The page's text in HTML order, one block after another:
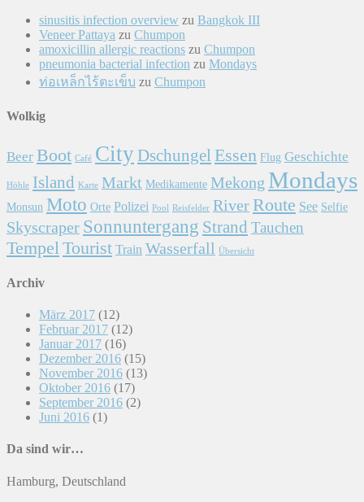
sinusitis infection overview zu Bangkok III
Veneer Pattaya zu Chumpon
amoxicillin allergic reactions zu Chumpon
pneumonia bacterial infection zu Mondays
ท่อเหล็กไร้ตะเข็บ zu Chumpon
Wolkig
Beer Boot Café CityDschungel Essen Flug Geschichte
Höhle Island Karte Markt Medikamente Mekong Mondays
Monsun Moto Orte Polizei Pool Reisfelder RiverRoute See Selfie
Skyscraper Sonnuntergang Strand Tauchen
Tempel Tourist Train Wasserfall Übersicht
Archiv
März 2017 (12)
Februar 2017 (12)
Januar 2017 (16)
Dezember 2016 (15)
November 2016 (13)
Oktober 2016 (17)
September 2016 (2)
Juni 2016 (1)
Da sind wir…
Hamburg, Deutschland